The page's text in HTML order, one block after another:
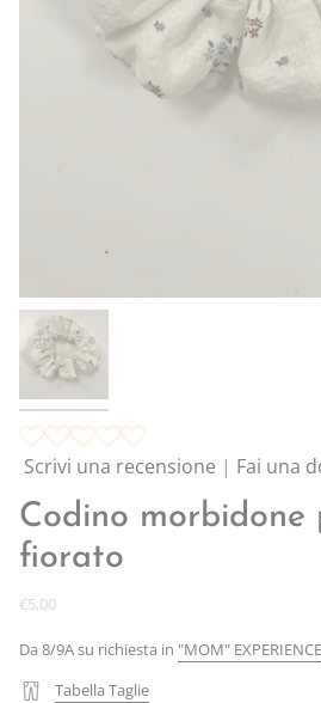
Scrivi una recensione | Fai una
Codino morbidone
fiorato
€5,00
Da 8/9A su richiesta in "MOM" EXPERIENCE
Tabella Taglie